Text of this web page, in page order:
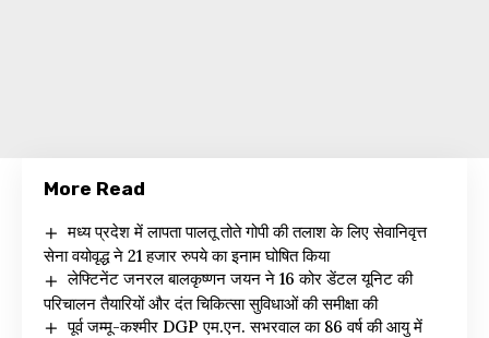
More Read
मध्य प्रदेश में लापता पालतू तोते गोपी की तलाश के लिए सेवानिवृत्त
सेना वयोवृद्ध ने 21 हजार रुपये का इनाम घोषित किया
लेफ्टिनेंट जनरल बालकृष्णन जयन ने 16 कोर डेंटल यूनिट की
परिचालन तैयारियों और दंत चिकित्सा सुविधाओं की समीक्षा की
पूर्व जम्मू-कश्मीर DGP एम.एन. सभरवाल का 86 वर्ष की आयु में